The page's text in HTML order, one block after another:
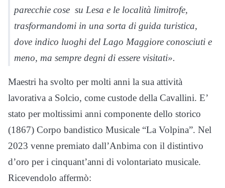
parecchie cose su Lesa e le località limitrofe,
trasformandomi in una sorta di guida turistica,
dove indico luoghi del Lago Maggiore conosciuti e
meno, ma sempre degni di essere visitati».
Maestri ha svolto per molti anni la sua attività
lavorativa a Solcio, come custode della Cavallini. E’
stato per moltissimi anni componente dello storico
(1867) Corpo bandistico Musicale “La Volpina”. Nel
2023 venne premiato dall’Anbima con il distintivo
d’oro per i cinquant’anni di volontariato musicale.
Ricevendolo affermò: